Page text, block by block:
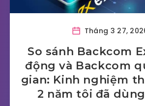
Tháng 3 27,
So sánh Backcom
động và Backcom
gian: Kinh nghiệm
2 năm tôi đã